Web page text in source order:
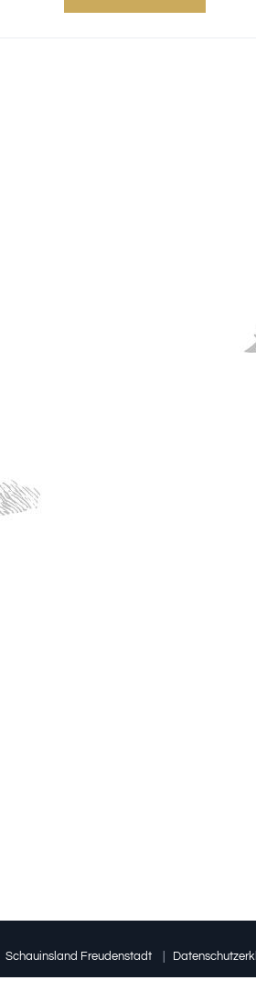
Schauinsland Freudenstadt